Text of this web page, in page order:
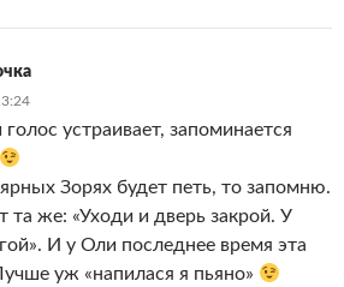
устраивает, запоминается
Зорях будет петь, то запомню.
та же: «Уходи и дверь закрой. У
И у Оли последнее время эта
уж «напилася я пьяно»